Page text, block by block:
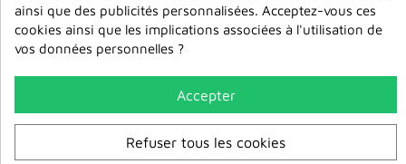
ainsi que des publicités personnalisées. Acceptez-vous ces
cookies ainsi que les implications associées à l'utilisation de
vos données personnelles ?
Accepter
Refuser tous les cookies